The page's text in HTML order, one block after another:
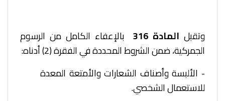
وتقبل المادة 316
بالإعفاء الكامل من الرسوم
الجمركية، ضمن الشروط المحددة في الفقرة (2) أدناه:
­- الألبسة وأصناف الشعارات والأمتعة المعدة
للاستعمال الشخصي. ­